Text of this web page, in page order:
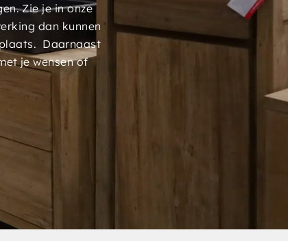
Zie je in onze
dan kunnen
Daarnaast
je wensen of